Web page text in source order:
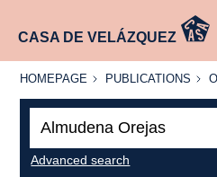
CASA DE VELÁZQUEZ
HOMEPAGE
HOMEPAGE PUBLICATIONS
PUBLICATIONS
Advanced search